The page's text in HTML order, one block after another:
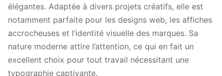
élégantes. Adaptée à divers projets créatifs, elle est
notamment parfaite pour les designs web, les affiches
accrocheuses et l’identité visuelle des marques. Sa
nature moderne attire l’attention, ce qui en fait un
excellent choix pour tout travail nécessitant une
typographie captivante.